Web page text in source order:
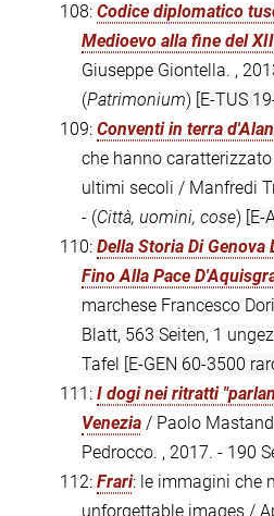
108: Codice diplomatico
Medioevo alla fine del
Giuseppe Giontella. ,
(Patrimonium) [E-TUS
109: Conventi in terra
che hanno
ultimi secoli / Manfredi
- (Città, uomini, cose)
110: Della Storia Di
Fino Alla Pace
marchese Francesco
Blatt, 563 Seiten, 1
Tafel
[E-GEN 60-3500
111: I dogi nei ritratti
Venezia / Paolo
Pedrocco. , 2017. - 190
112: Frari: le immagini che
unforgettable images /